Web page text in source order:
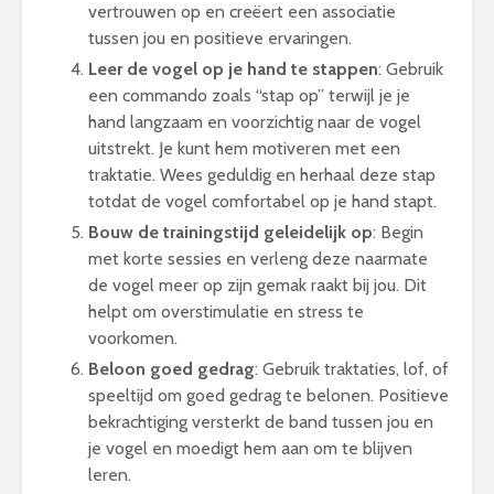
vertrouwen op en creëert een associatie
tussen jou en positieve ervaringen.
Leer de vogel op je hand te stappen: Gebruik
een commando zoals “stap op” terwijl je je
hand langzaam en voorzichtig naar de vogel
uitstrekt. Je kunt hem motiveren met een
traktatie. Wees geduldig en herhaal deze stap
totdat de vogel comfortabel op je hand stapt.
Bouw de trainingstijd geleidelijk op: Begin
met korte sessies en verleng deze naarmate
de vogel meer op zijn gemak raakt bij jou. Dit
helpt om overstimulatie en stress te
voorkomen.
Beloon goed gedrag: Gebruik traktaties, lof, of
speeltijd om goed gedrag te belonen. Positieve
bekrachtiging versterkt de band tussen jou en
je vogel en moedigt hem aan om te blijven
leren.